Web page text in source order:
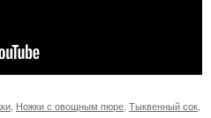
Ножки с овощным пюре Тыквенный сок